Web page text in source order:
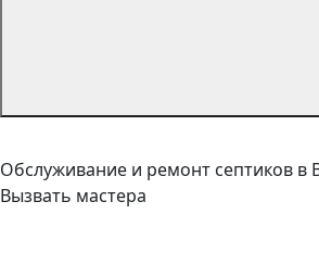
Обслуживание и ремонт септиков в
Вызвать мастера